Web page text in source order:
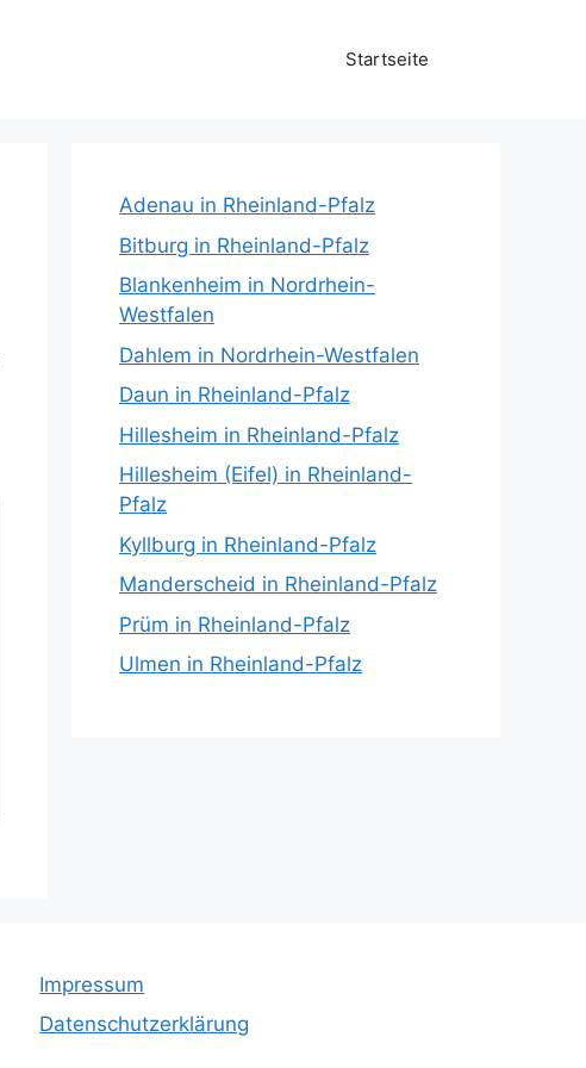
Startseite
Adenau in Rheinland-Pfalz
Bitburg in Rheinland-Pfalz
Blankenheim in Nordrhein-
Westfalen
Dahlem in Nordrhein-Westfalen
Daun in Rheinland-Pfalz
Hillesheim in Rheinland-Pfalz
Hillesheim (Eifel) in Rheinland-
Pfalz
Kyllburg in Rheinland-Pfalz
Manderscheid in Rheinland-Pfalz
Prüm in Rheinland-Pfalz
Ulmen in Rheinland-Pfalz
Impressum
Datenschutzerklärung